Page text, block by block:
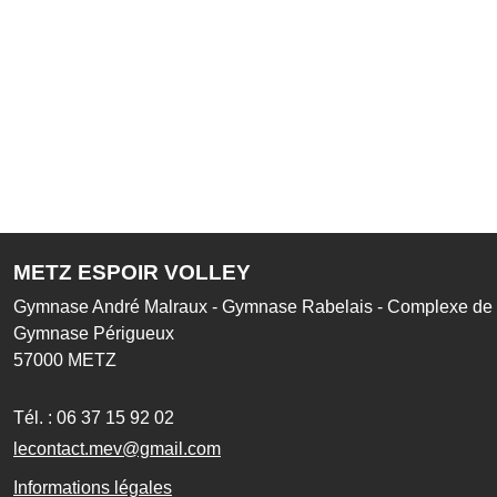
METZ ESPOIR VOLLEY
Gymnase André Malraux - Gymnase Rabelais - Complexe
Gymnase Périgueux
57000 METZ
Tél. : 06 37 15 92 02
lecontact.mev@gmail.com
Informations légales